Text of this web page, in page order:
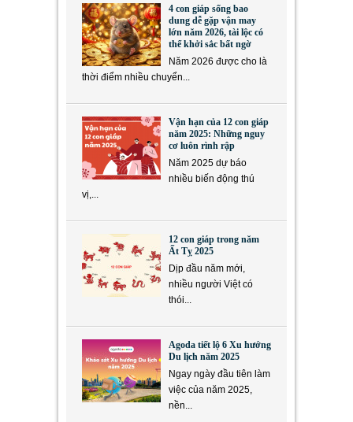
4 con giáp sống bao
dung dễ gặp vận may
lớn năm 2026, tài lộc có
thể khởi sắc bất ngờ
Năm 2026 được cho là
thời điểm nhiều chuyển...
Vận hạn của 12 con giáp
năm 2025: Những nguy
cơ luôn rình rập
Năm 2025 dự báo
nhiều biến động thú
vị,...
12 con giáp trong năm
Ất Tỵ 2025
Dịp đầu năm mới,
nhiều người Việt có
thói...
Agoda tiết lộ 6 Xu hướng
Du lịch năm 2025
Ngay ngày đầu tiên làm
việc của năm 2025,
nền...